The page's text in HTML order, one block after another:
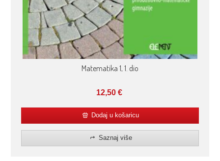
Matematika 1, 1. dio
12,50 €
Dodaj u košaricu
Saznaj više